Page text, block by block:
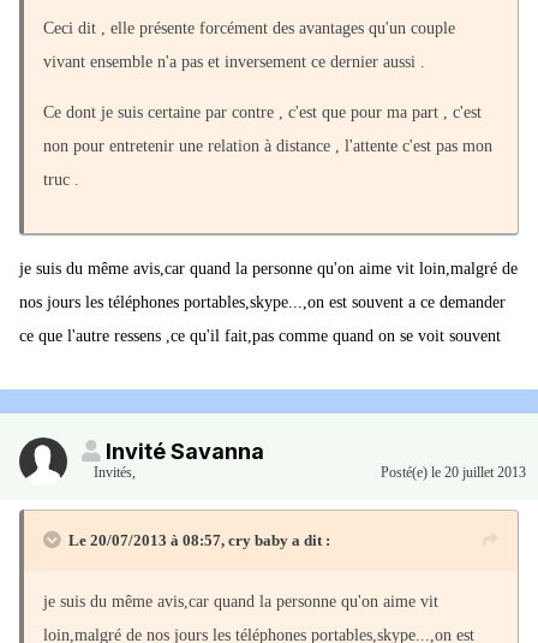
Ceci dit , elle présente forcément des avantages qu'un couple
vivant ensemble n'a pas et inversement ce dernier aussi .
Ce dont je suis certaine par contre , c'est que pour ma part , c'est
non pour entretenir une relation à distance , l'attente c'est pas mon
truc .
je suis du même avis,car quand la personne qu'on aime vit loin,malgré de
nos jours les téléphones portables,skype...,on est souvent a ce demander
ce que l'autre ressens ,ce qu'il fait,pas comme quand on se voit souvent
Invité Savanna
Invités Posté(e) le 20 juillet 2013
Le 20/07/2013 à 08:57, cry baby a dit :
je suis du même avis,car quand la personne qu'on aime vit
loin,malgré de nos jours les téléphones portables,skype...,on est